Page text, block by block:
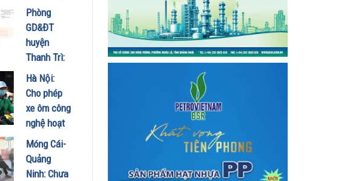
doanh
nghiệp
‘độc diễn’,
giá thiết bị
18/02/2022
Phòng
GD&ĐT
huyện
Thanh Trì:
Tiết kiệm
ngân sách
nhỏ giọt,
nghi vấn
đội giá
thiết bị
08/02/2022
Hà Nội:
Cho phép
xe ôm công
nghệ hoạt
động trở
lại
08/02/2022
Móng Cái-
Quảng
Ninh: Chưa